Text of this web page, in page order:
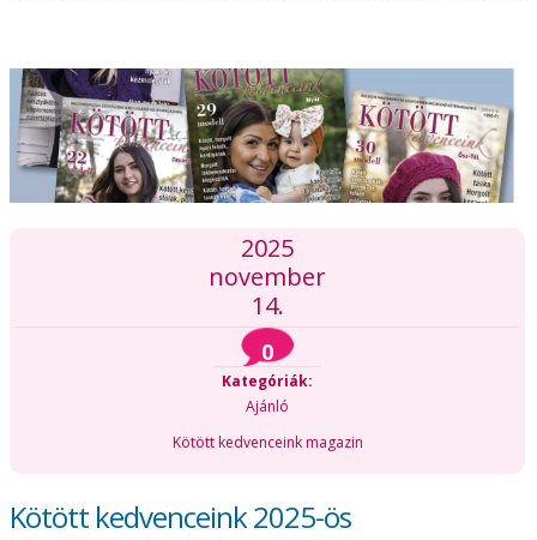
2025
november
14.
0
Kategóriák:
Ajánló
Kötött kedvenceink magazin
Kötött kedvenceink 2025-ös